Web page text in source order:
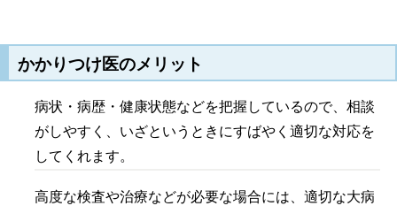
かかりつけ医のメリット
病状・病歴・健康状態などを把握しているので、相談
がしやすく、いざというときにすばやく適切な対応を
してくれます。
高度な検査や治療などが必要な場合には、適切な大病